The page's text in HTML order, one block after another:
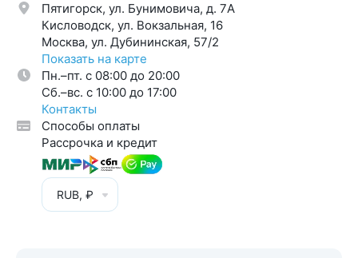
Пятигорск, ул. Бунимовича, д. 7A
Кисловодск, ул. Вокзальная, 16
Москва, ул. Дубининская, 57/2
Показать на карте
Пн.–пт. с 08:00 до 20:00
Cб.–вс. с 10:00 до 17:00
Контакты
Способы оплаты
Рассрочка и кредит
RUB, ₽